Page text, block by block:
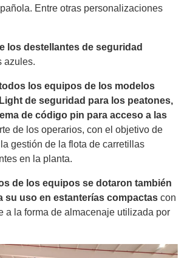
Entre otras personalizaciones
los destellantes de seguridad
azules.
los equipos de los modelos
de seguridad para los peatones,
de código pin para acceso a las
de los operarios, con el objetivo de
gestión de la flota de carretillas
en la planta.
de los equipos se dotaron también
su uso en estanterías compactas con
a la forma de almacenaje utilizada por